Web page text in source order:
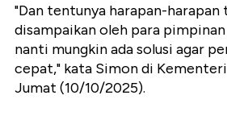
"Dan tentunya harapan-harapan
disampaikan oleh para
nanti mungkin ada solusi agar
cepat," kata Simon di
Jumat (10/10/2025).